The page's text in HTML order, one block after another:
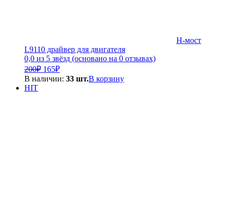
H-мост
L9110 драйвер для двигателя
0,0 из 5 звёзд (основано на 0 отзывах)
200₽ Первоначальная
цена
165₽Текущая
цена:
В наличии: 33 шт.В корзину
HIT